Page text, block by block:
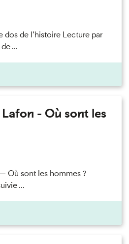
de l’histoire Lecture par
...
- Où sont les
Où sont les hommes ?
...